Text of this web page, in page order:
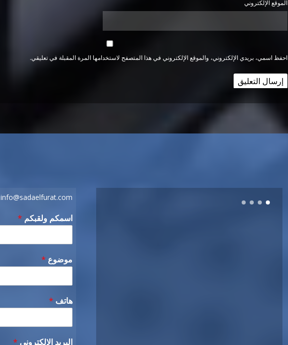
الموقع الإلكتروني
احفظ اسمي، بريدي الإلكتروني، والموقع الإلكتروني في هذا المتصفح لاستخدامها المرة المقبلة في تعليقي.
info@sadaelfurat.com
اسمكم ولقبكم *
موضوع *
هاتف *
البريد الإلكتروني *